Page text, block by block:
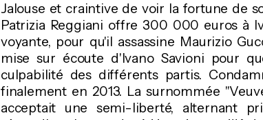
Jalouse et craintive de voir la fortune de
Patrizia Reggiani offre 300 000 euros à
voyante, pour qu'il assassine Maurizio
mise sur écoute d'Ivano Savioni pour
culpabilité des différents partis.
finalement en 2013. La surnommée
acceptait une semi-liberté, alternant